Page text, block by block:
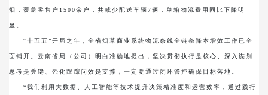
烟，覆盖零售户1500余户，共减少配送车辆7辆，单箱物流费用同比下降明
显。
“十五五”开局之年，全省烟草商业系统物流条线全链条降本增效工作已全
面铺开。云南省局（公司）明白准确地提出，坚决贯彻执行是核心、深入谋划
思考是关键、强化跟踪问效是支撑，一定要通过闭环管控确保目标落地。
“我们利用大数据、人工智能等技术提升决策精准度和运营效率，通过践行